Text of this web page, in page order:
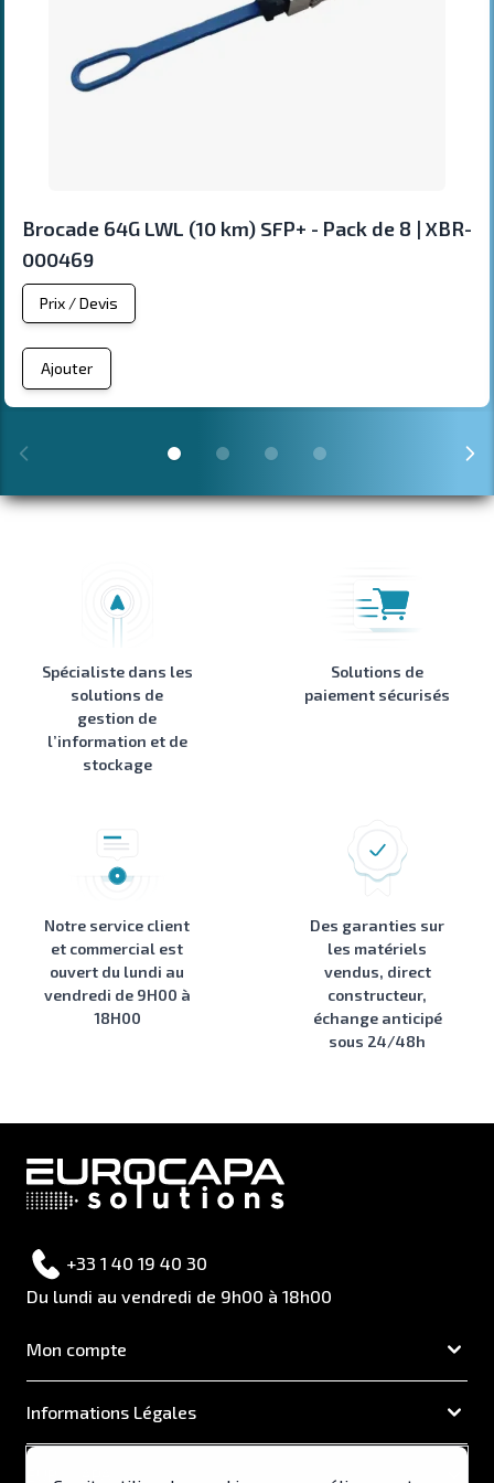
Brocade 64G LWL (10 km) SFP+ - Pack de 8 | XBR-
000469
Prix / Devis
Ajouter
Spécialiste dans les
solutions de
gestion de
l’information et de
stockage
Solutions de
paiement sécurisés
Notre service client
et commercial est
ouvert du lundi au
vendredi de 9H00 à
18H00
Des garanties sur
les matériels
vendus, direct
constructeur,
échange anticipé
sous 24/48h
+33 1 40 19 40 30
Du lundi au vendredi de 9h00 à 18h00
Mon compte
Informations Légales